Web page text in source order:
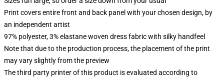
Print covers entire front and back panel with your chosen design, by
an independent artist
97% polyester, 3% elastane woven dress fabric with silky handfeel
Note that due to the production process, the placement of the print
may vary slightly from the preview
The third party printer of this product is evaluated according to